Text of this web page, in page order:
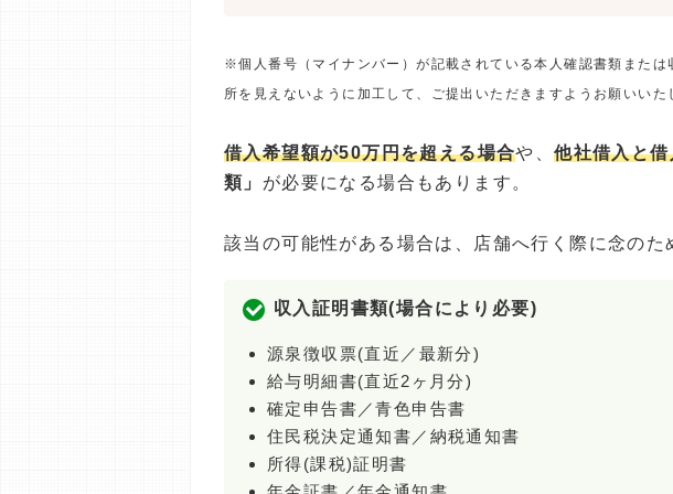
※個人番号（マイナンバー）が記載されている本人確認書類また
所を見えないように加工して、ご提出いただきますようお願いいた
借入希望額が50万円を超える場合や、他社借入と
類」 が必要になる場合もあります。
該当の可能性がある場合は、店舗へ行く際に念のた
収入証明書類(場合により必要)
源泉徴収票(直近／最新分)
給与明細書(直近2ヶ月分)
確定申告書／青色申告書
住民税決定通知書／納税通知書
所得(課税)証明書